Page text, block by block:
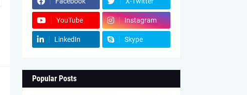
YouTube Instagram
LinkedIn Skype
Popular Posts